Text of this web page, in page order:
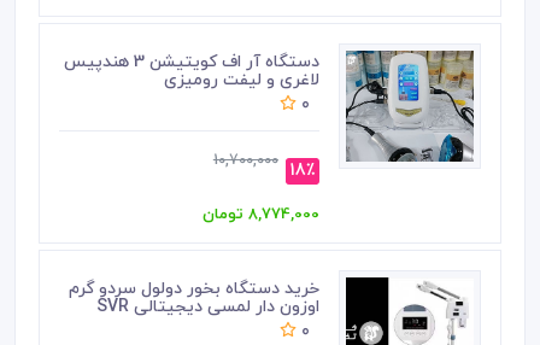
دستگاه آر اف کویتیشن 3 هندپیس
لاغری و لیفت رومیزی
0
18٪ 10,700,000
8,774,000 تومان
خرید دستگاه بخور دولول سردو گرم
اوزون دار لمسی دیجیتالی SVR
0